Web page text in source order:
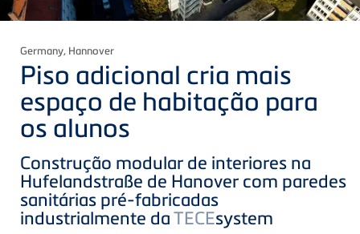
Germany, Hannover
Piso adicional cria mais
espaço de habitação para
os alunos
Construção modular de interiores na
Hufelandstraße de Hanover com paredes
sanitárias pré-fabricadas
industrialmente daTECEsystem